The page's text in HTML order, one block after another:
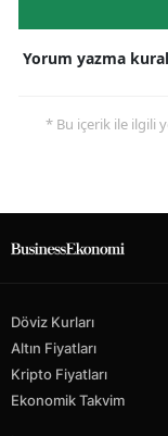
Yorum yazma
* Bu içerik ile ilgili
Döviz Kurları
Altın Fiyatları
Kripto Fiyatları
Ekonomik Takvim